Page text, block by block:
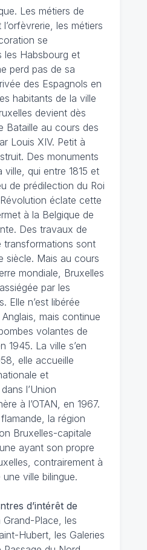
Les métiers de
les métiers
se
les Habsbourg et
perd pas de sa
des Espagnols en
habitants de la ville
devient dès
Bataille au cours des
Louis XIV. Petit à
Des monuments
ville, qui entre 1815 et
de prédilection du Roi
éclate cette
à la Belgique de
Des travaux de
transformations sont
siècle. Mais au cours
mondiale, Bruxelles
par les
Elle n’est libérée
Anglais, mais continue
volantes de
1945. La ville s’en
elle accueille
et
l’Union
à l’OTAN, en 1967.
la région
Bruxelles-capitale
ayant son propre
contrairement à
ville bilingue.
d’intérêt de
Place, les
Hubert, les Galeries